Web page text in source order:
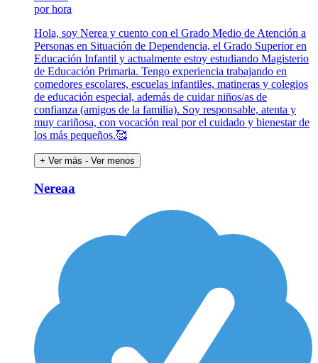
por hora
Hola, soy Nerea y cuento con el Grado Medio de Atención a
Personas en Situación de Dependencia, el Grado Superior en
Educación Infantil y actualmente estoy estudiando Magisterio
de Educación Primaria. Tengo experiencia trabajando en
comedores escolares, escuelas infantiles, matineras y colegios
de educación especial, además de cuidar niños/as de
confianza (amigos de la familia). Soy responsable, atenta y
muy cariñosa, con vocación real por el cuidado y bienestar de
los más pequeños.🥰
+ Ver más - Ver menos
Nereaa